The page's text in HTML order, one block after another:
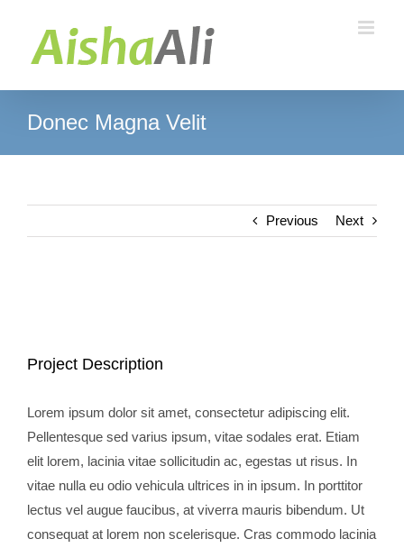
content
Donec Magna Velit
Previous Next
Project Description
Lorem ipsum dolor sit amet, consectetur adipiscing elit.
Pellentesque sed varius ipsum, vitae sodales erat. Etiam
elit lorem, lacinia vitae sollicitudin ac, egestas ut risus. In
vitae nulla eu odio vehicula ultrices in in ipsum. In porttitor
lectus vel augue faucibus, at viverra mauris bibendum. Ut
consequat at lorem non scelerisque. Cras commodo lacinia